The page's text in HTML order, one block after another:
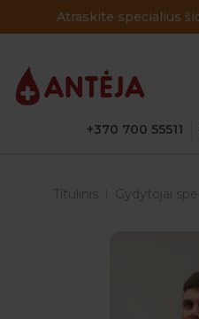
Atraskite specialius
+370 700 55511
Titulinis Gydytojai